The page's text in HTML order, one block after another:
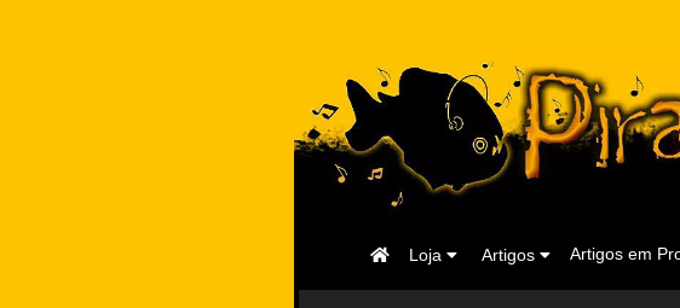
Artigos em
Artigos
Loja
Página